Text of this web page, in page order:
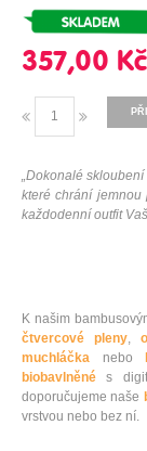
357,00 Kč
„Dokonalé
které chrání
každodenní outfit
K našim
čtvercové pleny,
muchláčka nebo
biobavlněné s
doporučujeme naše
vrstvou nebo bez ní.